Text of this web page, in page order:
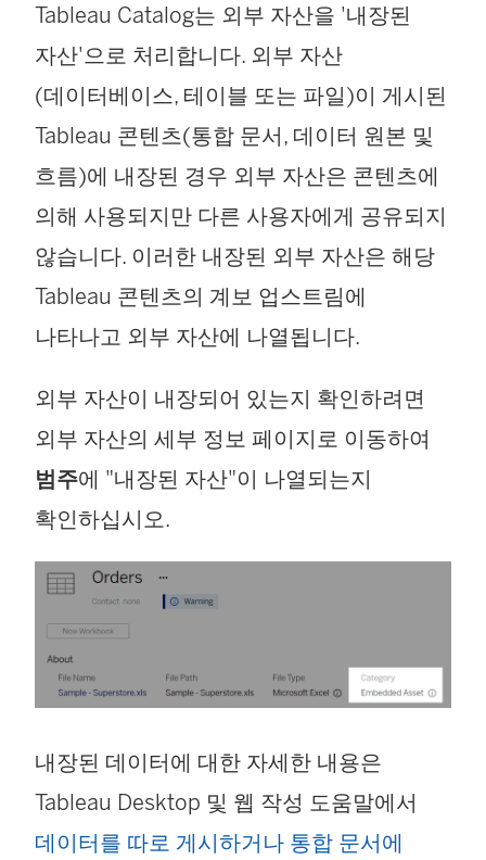
Tableau Catalog는 외부 자산을 '내장된
자산'으로 처리합니다. 외부 자산
(데이터베이스, 테이블 또는 파일)이 게시된
Tableau 콘텐츠(통합 문서, 데이터 원본 및
흐름)에 내장된 경우 외부 자산은 콘텐츠에
의해 사용되지만 다른 사용자에게 공유되지
않습니다. 이러한 내장된 외부 자산은 해당
Tableau 콘텐츠의 계보 업스트림에
나타나고 외부 자산에 나열됩니다.
외부 자산이 내장되어 있는지 확인하려면
외부 자산의 세부 정보 페이지로 이동하여
범주에 "내장된 자산"이 나열되는지
확인하십시오.
내장된 데이터에 대한 자세한 내용은
Tableau Desktop 및 웹 작성 도움말에서
데이터를 따로 게시하거나 통합 문서에